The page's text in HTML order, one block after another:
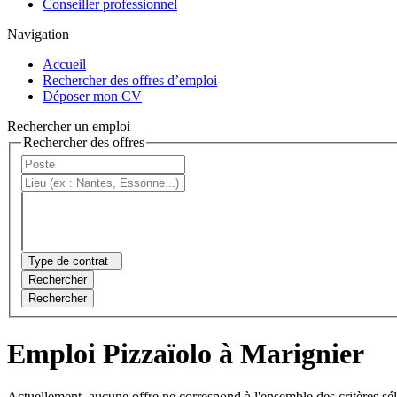
Conseiller professionnel
Navigation
Accueil
Rechercher des offres d’emploi
Déposer mon CV
Rechercher un emploi
Rechercher des offres
Type de contrat
Rechercher
Rechercher
Emploi Pizzaïolo à Marignier